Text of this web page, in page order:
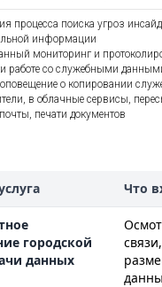
процесса поиска угроз
информации
мониторинг и
работе со служебными
о копировании
в облачные сервисы,
печати документов
Что
городской
данных